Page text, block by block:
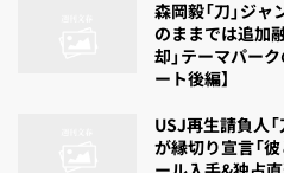
森岡毅「刀」ジ
のままでは追加
却」テーマパー
ート後編】
USJ再生請負人「
が縁切り宣言「